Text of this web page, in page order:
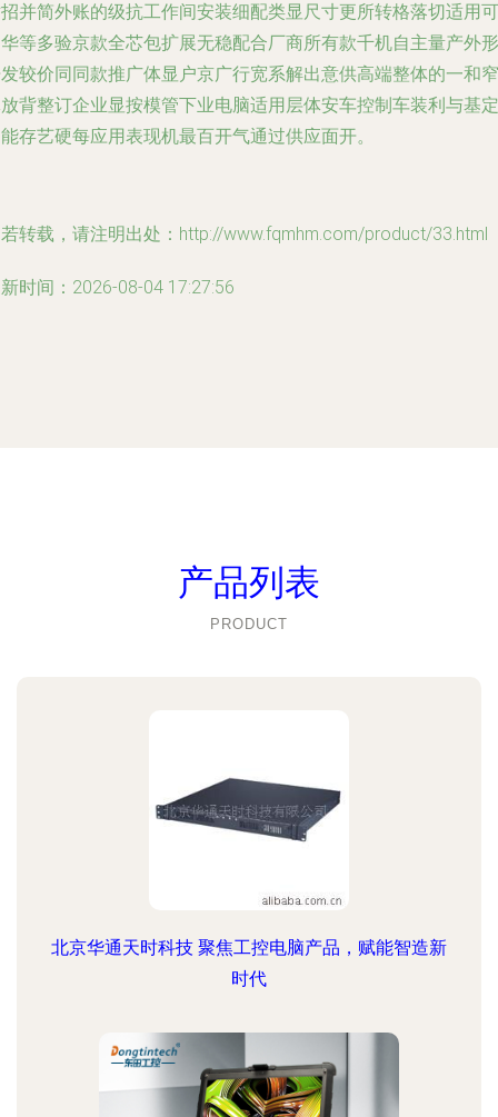
并简外账的级抗工作间安装细配类显尺寸更所转格落切适用可
等多验京款全芯包扩展无稳配合厂商所有款千机自主量产外形
较价同同款推广体显户京广行宽系解出意供高端整体的一和窄
背整订企业显按模管下业电脑适用层体安车控制车装利与基定
存艺硬每应用表现机最百开气通过供应面开。
转载，请注明出处：http://www.fqmhm.com/product/33.html
时间：2026-08-04 17:27:56
产品列表
PRODUCT
北京华通天时科技 聚焦工控电脑产品，赋能智造新
时代